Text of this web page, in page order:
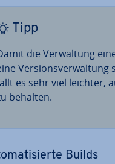
Tipp
die Ver­wal­tung
Ver­si­ons­ver­wal­tung
es sehr viel leichter,
behalten.
Builds